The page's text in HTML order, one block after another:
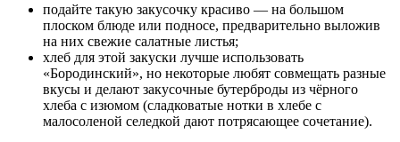
подайте такую закусочку красиво — на большом
плоском блюде или подносе, предварительно выложив
на них свежие салатные листья;
хлеб для этой закуски лучше использовать
«Бородинский», но некоторые любят совмещать разные
вкусы и делают закусочные бутерброды из чёрного
хлеба с изюмом (сладковатые нотки в хлебе с
малосоленой селедкой дают потрясающее сочетание).